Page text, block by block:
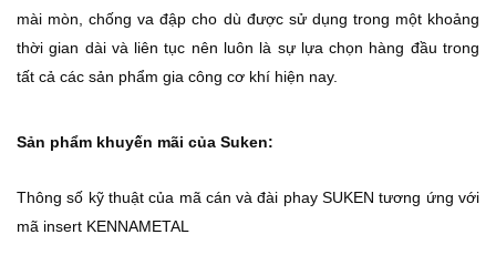
mài mòn, chống va đập cho dù được sử dụng trong một khoảng
thời gian dài và liên tục nên luôn là sự lựa chọn hàng đầu trong
tất cả các sản phẩm gia công cơ khí hiện nay.
Sản phẩm khuyến mãi của Suken:
Thông số kỹ thuật của mã cán và đài phay SUKEN tương ứng với
mã insert KENNAMETAL